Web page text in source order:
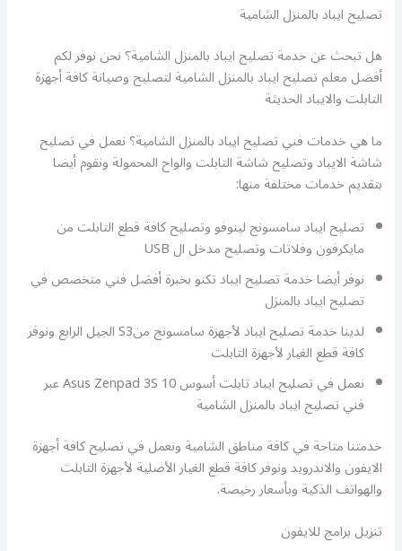
تصليح ايباد بالمنزل الشامية
هل تبحث عن خدمة تصليح ايباد بالمنزل الشامية؟ نحن نوفر لكم
أفضل معلم تصليح ايباد بالمنزل الشامية لتصليح وصيانة كافة أجهزة
التابلت والايباد الحديثة
ما هي خدمات فني تصليح ايباد بالمنزل الشامية؟ نعمل في تصليح
شاشة الايباد وتصليح شاشة التابلت والواح المحمولة ونقوم أيضا
بتقديم خدمات مختلفة منها:
تصليح ايباد سامسونج لينوفو وتصليح كافة قطع التابلت من
مايكرفون وفلاتات وتصليح مدخل ال USB
نوفر أيضا خدمة تصليح ايباد تكنو بخبرة أفضل فني متخصص في
تصليح ايباد بالمنزل
لدينا خدمة تصليح ايباد لأجهزة سامسونج منS3 الجيل الرابع ونوفر
كافة قطع الغيار لأجهزة التابلت
نعمل في تصليح ايباد تابلت أسوس Asus Zenpad 3S 10 عبر
فني تصليح ايباد بالمنزل الشامية
خدمتنا متاحة في كافة مناطق الشامية ونعمل في تصليح كافة أجهزة
الايفون والاندرويد ونوفر كافة قطع الغيار الأصلية لأجهزة التابلت
والهواتف الذكية وبأسعار رخيصة.
تنزيل برامج للايفون